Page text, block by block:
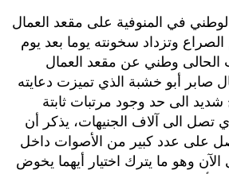
في المنوفية على مقعد العمال
وتزداد سخونته يوما بعد يوم
الحالى وطني عن مقعد العمال
صابر أبو خشبة الذي تميزت دعايته
شديد الى حد وجود مرتبات ثابتة
تصل الى آلاف الجنيهات،‮ ‬يذكر أن
على عدد كبير من الأصوات داخل
الآن وهو ما يترك اختيار أيهما يخوض